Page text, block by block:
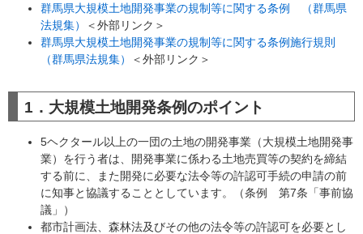
群馬県大規模土地開発事業の規制等に関する条例 （群馬県
法規集）
＜外部リンク＞
群馬県大規模土地開発事業の規制等に関する条例施行規則
（群馬県法規集）
＜外部リンク＞
1．大規模土地開発条例のポイント
5ヘクタール以上の一団の土地の開発事業（大規模土地開発事
業）を行う者は、開発事業に係わる土地売買等の契約を締結
する前に、また開発に必要な法令等の許認可手続の申請の前
に知事と協議することとしています。（条例 第7条「事前協
議」）
都市計画法、森林法及びその他の法令等の許認可を必要とし